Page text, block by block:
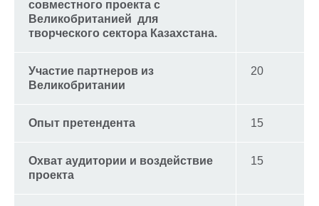
совместного проекта с
Великобританией для
творческого сектора Казахстана.
Участие партнеров из
Великобритании
20
Опыт претендента 15
Охват аудитории и воздействие
проекта
15